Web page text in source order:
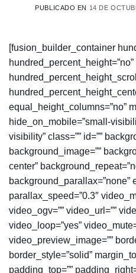
PUBLICADO EN 14 DE
[fusion_builder_container
hundred_percent_height=”no”
equal_height_columns=”no”
hide_on_mobile=”small-
visibility” class=”” id=””
background_image=””
center”
background_parallax=”none”
parallax_speed=”0.3″
video_ogv=”” video_url=””
video_loop=”yes”
video_preview_image=””
border_style=”solid”
padding_top=””